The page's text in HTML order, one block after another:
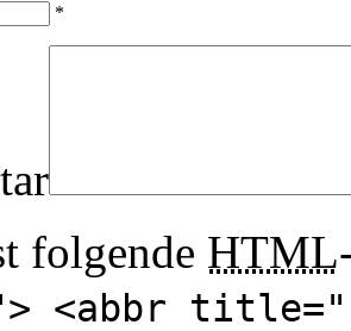
*
folgende HTML
<abbr